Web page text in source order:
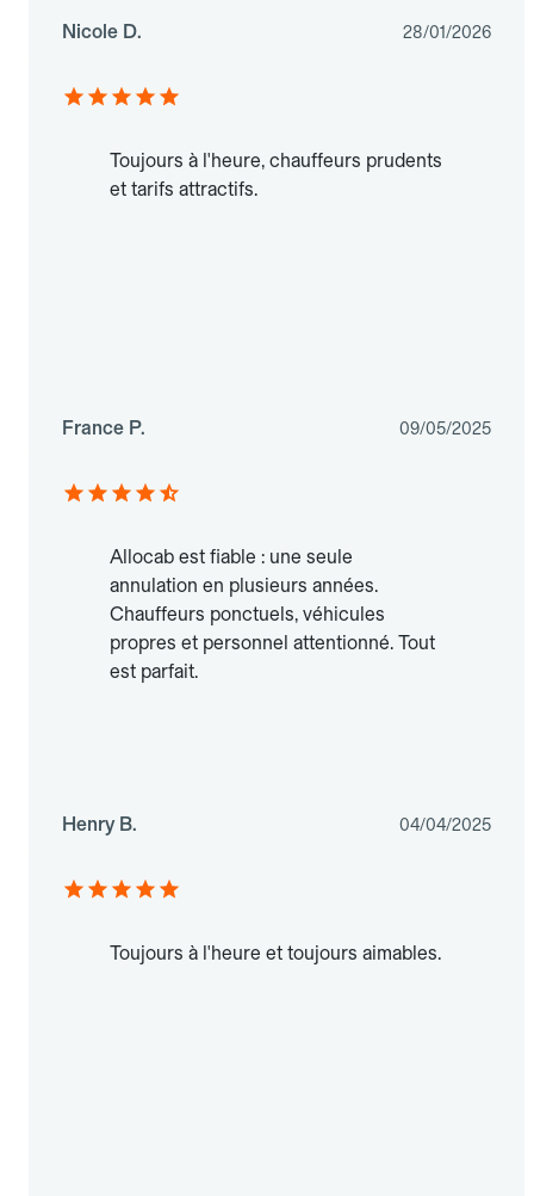
Nicole D. 28/01/2026
Toujours à l'heure, chauffeurs prudents
et tarifs attractifs.
France P. 09/05/2025
Allocab est fiable : une seule
annulation en plusieurs années.
Chauffeurs ponctuels, véhicules
propres et personnel attentionné. Tout
est parfait.
Henry B. 04/04/2025
Toujours à l'heure et toujours aimables.